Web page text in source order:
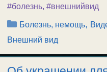
#болезнь, #внешнийвид
Рубрики
Болезнь, немощь,
Внешний вид